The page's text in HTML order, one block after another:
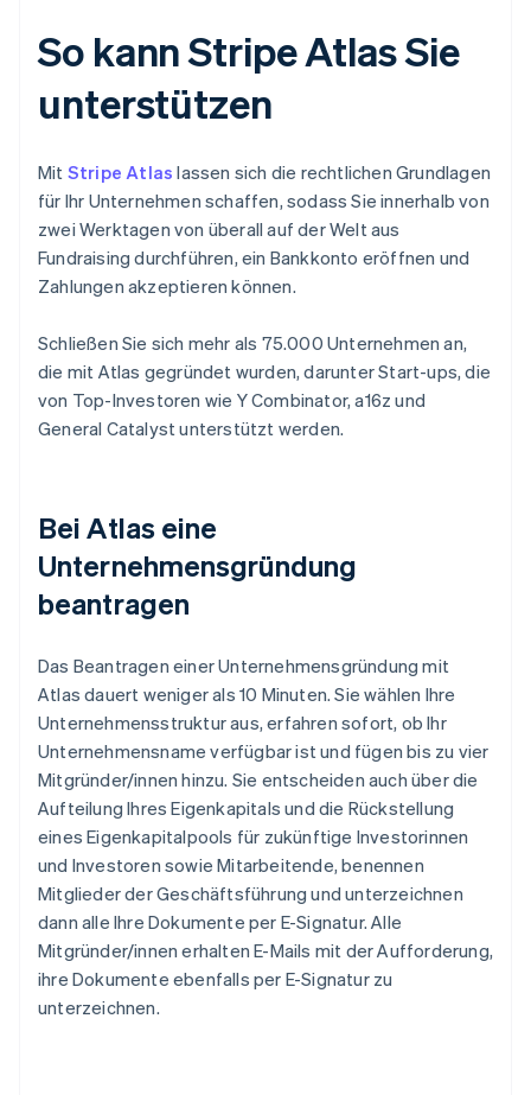
So kann Stripe Atlas Sie
unterstützen
Mit Stripe Atlas lassen sich die rechtlichen Grundlagen
für Ihr Unternehmen schaffen, sodass Sie innerhalb von
zwei Werktagen von überall auf der Welt aus
Fundraising durchführen, ein Bankkonto eröffnen und
Zahlungen akzeptieren können.
Schließen Sie sich mehr als 75.000 Unternehmen an,
die mit Atlas gegründet wurden, darunter Start-ups, die
von Top-Investoren wie Y Combinator, a16z und
General Catalyst unterstützt werden.
Bei Atlas eine
Unternehmensgründung
beantragen
Das Beantragen einer Unternehmensgründung mit
Atlas dauert weniger als 10 Minuten. Sie wählen Ihre
Unternehmensstruktur aus, erfahren sofort, ob Ihr
Unternehmensname verfügbar ist und fügen bis zu vier
Mitgründer/innen hinzu. Sie entscheiden auch über die
Aufteilung Ihres Eigenkapitals und die Rückstellung
eines Eigenkapitalpools für zukünftige Investorinnen
und Investoren sowie Mitarbeitende, benennen
Mitglieder der Geschäftsführung und unterzeichnen
dann alle Ihre Dokumente per E-Signatur. Alle
Mitgründer/innen erhalten E-Mails mit der Aufforderung,
ihre Dokumente ebenfalls per E-Signatur zu
unterzeichnen.